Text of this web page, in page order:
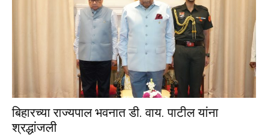
बिहारच्या राज्यपाल भवनात डी. वाय. पाटील यांना
श्रद्धांजली